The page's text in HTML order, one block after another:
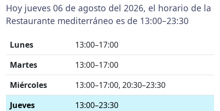
Hoy jueves 06 de agosto del 2026, el horario de la
Restaurante mediterráneo es de 13:00–23:30
Lunes
13:00–17:00
Martes
13:00–17:00
Miércoles
13:00–17:00, 20:30–23:30
Jueves
13:00–23:30